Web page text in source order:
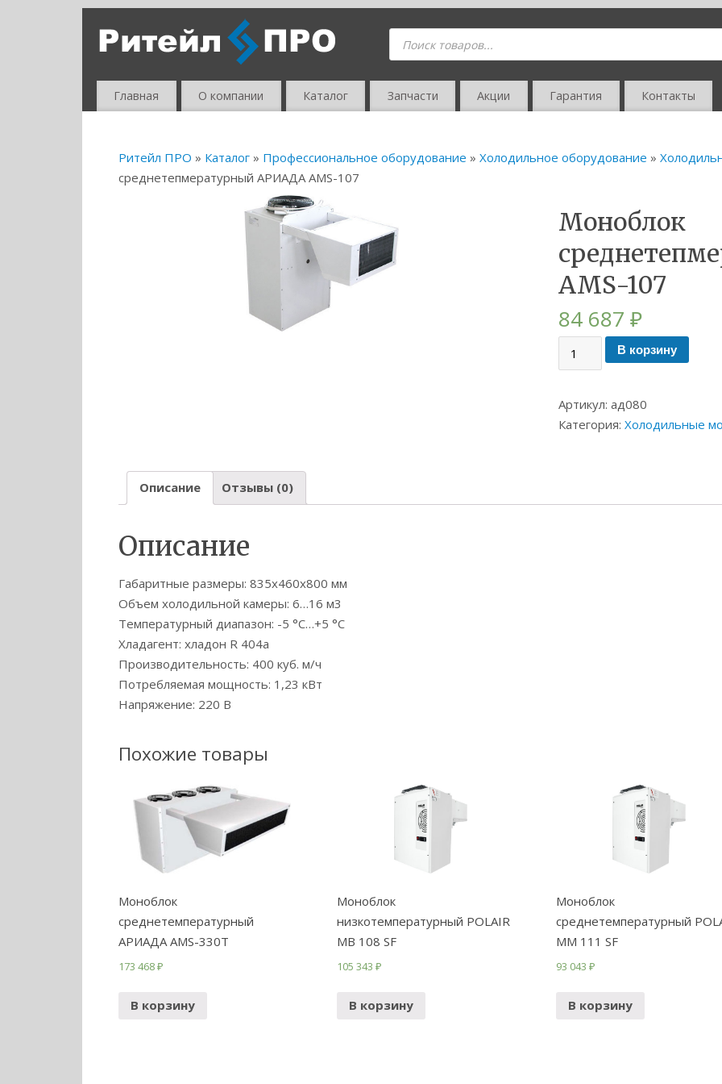
Главная О компании Каталог Запчасти Акции Гарантия Контакты
Ритейл ПРО » Каталог » Профессиональное оборудование » Холодильное оборудование »
среднетепмературный АРИАДА AMS-107
Моноблок
AMS-107
84 687 ₽
В корзину
Артикул: ад080
Категория: Холодильные
Описание Отзывы (0)
Описание
Габаритные размеры: 835х460х800 мм
Объем холодильной камеры: 6…16 м3
Температурный диапазон: -5 °C…+5 °C
Хладагент: хладон R 404а
Производительность: 400 куб. м/ч
Потребляемая мощность: 1,23 кВт
Напряжение: 220 В
Похожие товары
Моноблок
среднетемпературный
АРИАДА AMS-330Т
173 468₽
В корзину
Моноблок
низкотемпературный POLAIR
МB 108 SF
105 343₽
В корзину
Моноблок
среднетемпературный
ММ 111 SF
93 043 ₽
В корзину